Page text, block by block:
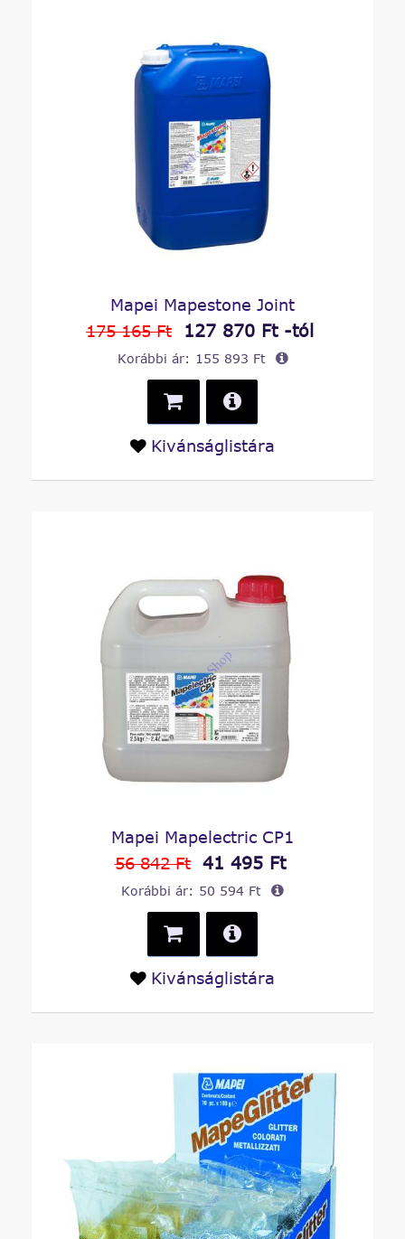
Mapei Mapestone Joint
175 165 Ft
127 870 Ft -tól
Korábbi ár: 155 893 Ft
Kivánságlistára
Mapei Mapelectric CP1
56 842 Ft
41 495 Ft
Korábbi ár: 50 594 Ft
Kivánságlistára